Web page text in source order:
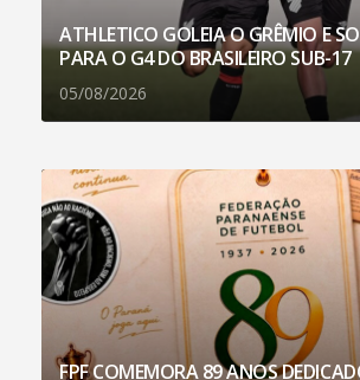
ATHLETICO GOLEIA O GRÊMIO E
PARA O G4 DO BRASILEIRO SUB-17
05/08/2026
FPF COMEMORA 89 ANOS